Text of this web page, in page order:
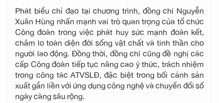
Phát biểu chỉ đạo tại chương trình, đồng chí Nguyễn
Xuân Hùng nhấn mạnh vai trò quan trọng của tổ chức
Công đoàn trong việc phát huy sức mạnh đoàn kết,
chăm lo toàn diện đời sống vật chất và tinh thần cho
người lao động. Đồng thời, đồng chí cũng đề nghị các
cấp Công đoàn tiếp tục nâng cao ý thức, trách nhiệm
trong công tác ATVSLĐ, đặc biệt trong bối cảnh sản
xuất gắn liền với ứng dụng công nghệ và chuyển đổi số
ngày càng sâu rộng.